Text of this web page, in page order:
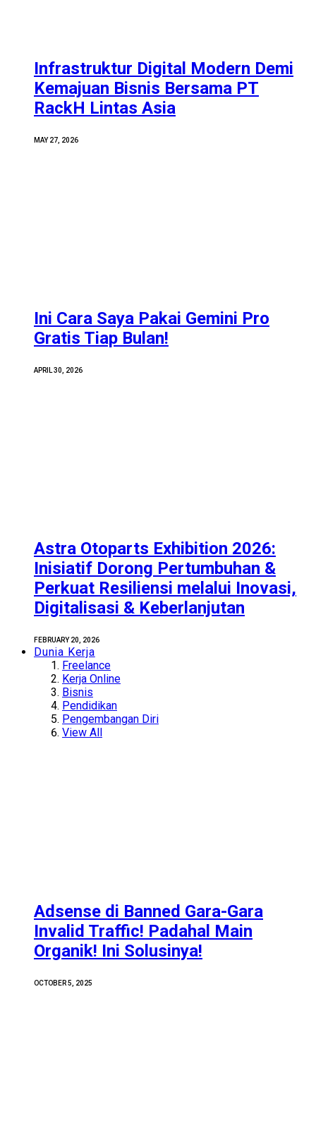
Infrastruktur Digital Modern Demi
Kemajuan Bisnis Bersama PT
RackH Lintas Asia
MAY 27, 2026
Ini Cara Saya Pakai Gemini Pro
Gratis Tiap Bulan!
APRIL 30, 2026
Astra Otoparts Exhibition 2026:
Inisiatif Dorong Pertumbuhan &
Perkuat Resiliensi melalui Inovasi,
Digitalisasi & Keberlanjutan
FEBRUARY 20, 2026
Dunia Kerja
Freelance
Kerja Online
Bisnis
Pendidikan
Pengembangan Diri
View All
Adsense di Banned Gara-Gara
Invalid Traffic! Padahal Main
Organik! Ini Solusinya!
OCTOBER 5, 2025